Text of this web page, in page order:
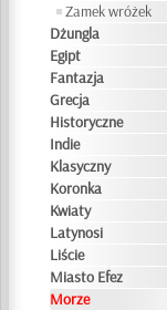
Zamek wróżek
Dżungla
Egipt
Fantazja
Grecja
Historyczne
Indie
Klasyczny
Koronka
Kwiaty
Latynosi
Liście
Miasto Efez
Morze